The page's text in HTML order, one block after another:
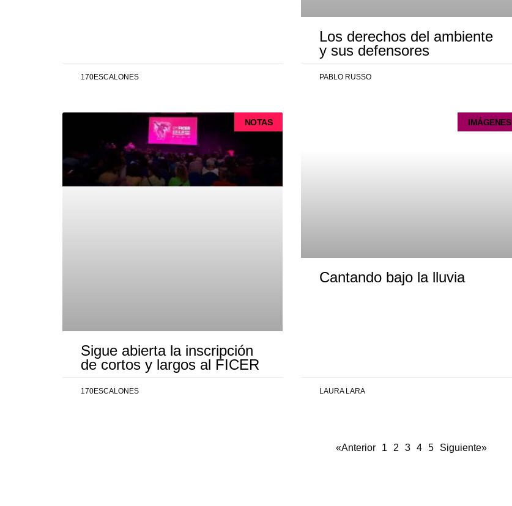
170ESCALONES
Los derechos del ambiente
y sus defensores
PABLO RUSSO
NOTAS
Sigue abierta la inscripción
de cortos y largos al FICER
170ESCALONES
IMÁGENES
Cantando bajo la lluvia
LAURA LARA
«Anterior 1 2 3 4 5 Siguiente»